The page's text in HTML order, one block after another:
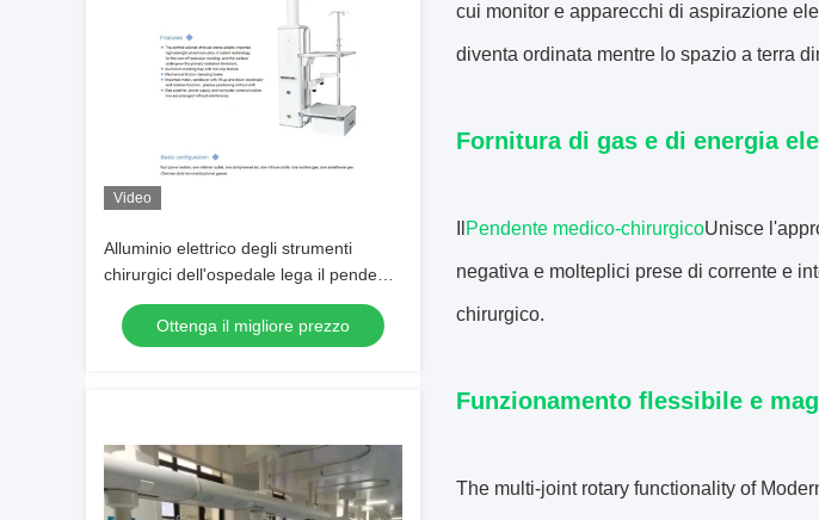
Video
Alluminio elettrico degli strumenti
chirurgici dell'ospedale lega il pendente
del soffitto di ICU
Ottenga il migliore prezzo
cui monitor e apparecchi di aspirazione
diventa ordinata mentre lo spazio a terra
Fornitura di gas e di energia
Pendente medico-chirurgicoUnisce
negativa e molteplici prese di corrente e
chirurgico.
Funzionamento flessibile e
The multi-joint rotary functionality of